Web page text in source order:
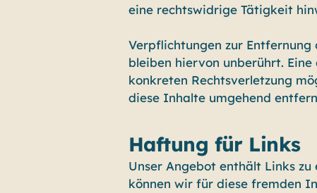
eine rechtswidrige Tätigkeit
Verpflichtungen zur
bleiben hiervon unberührt.
konkreten Rechtsverletzung
diese Inhalte umgehend
Haftung für Links
Unser Angebot enthält Links
können wir für diese fremden